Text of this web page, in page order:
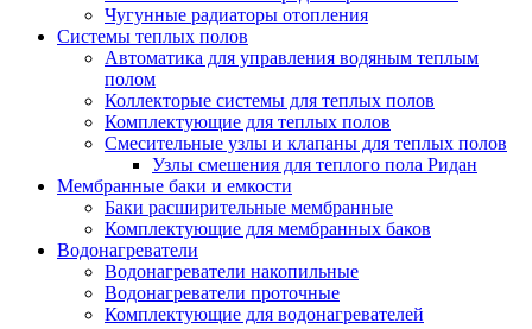
Чугунные радиаторы отопления
Системы теплых полов
Автоматика для управления водяным теплым
полом
Коллекторые системы для теплых полов
Комплектующие для теплых полов
Смесительные узлы и клапаны для теплых полов
Узлы смешения для теплого пола Ридан
Мембранные баки и емкости
Баки расширительные мембранные
Комплектующие для мембранных баков
Водонагреватели
Водонагреватели накопильные
Водонагреватели проточные
Комплектующие для водонагревателей